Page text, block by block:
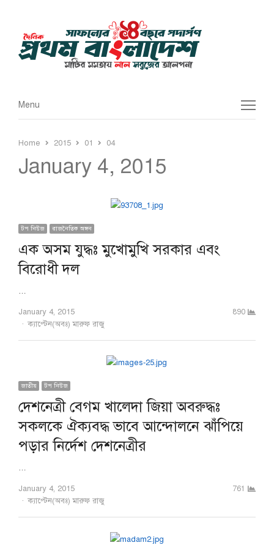
Menu
Menu
Home 2015 01 04
January 4, 2015
টপ নিউজ রাজনৈতিক অঙ্গন
এক অসম যুদ্ধঃ মুখোমুখি সরকার এবং
বিরোধী দল
…
January 4, 2015
Author
ক্যাপ্টেন(অবঃ) মারুফ রাজু
890
জাতীয় টপ নিউজ
দেশনেত্রী বেগম খালেদা জিয়া অবরুদ্ধঃ
সকলকে ঐক্যবদ্ধ ভাবে আন্দোলনে ঝাঁপিয়ে
পড়ার নির্দেশ দেশনেত্রীর
…
January 4, 2015
Author
ক্যাপ্টেন(অবঃ) মারুফ রাজু
761